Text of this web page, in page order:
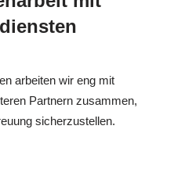
arbeiten wir eng mit
Partnern zusammen,
sicherzustellen.